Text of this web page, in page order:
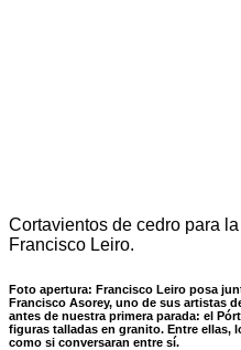
Cortavientos de cedro para
Francisco Leiro.
Foto apertura: Francisco Leiro posa
Francisco Asorey, uno de sus artistas
antes de nuestra primera parada: el
figuras talladas en granito. Entre ellas,
como si conversaran entre sí.